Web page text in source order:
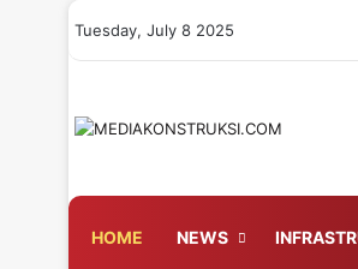
Tuesday, July 8 2025
HOME NEWS